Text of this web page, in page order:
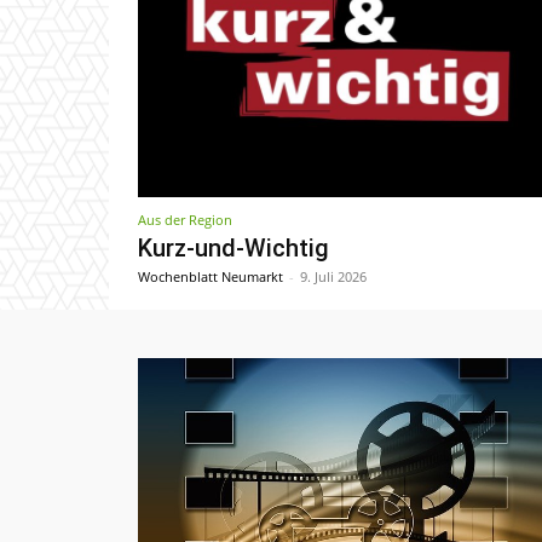
Aus der Region
Kurz-und-Wichtig
Wochenblatt Neumarkt - 9. Juli 2026